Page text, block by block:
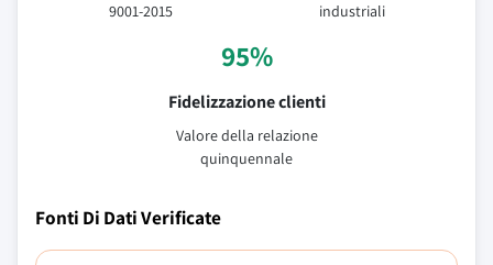
9001-2015
industriali
95%
Fidelizzazione clienti
Valore della relazione
quinquennale
Fonti Di Dati Verificate